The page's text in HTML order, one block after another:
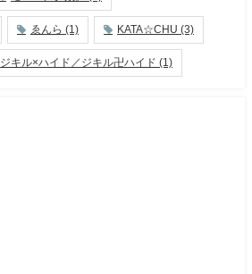
ゑんら (1) KATA☆CHU (3)
ジキル×ハイド／ジキル卍ハイド (1)